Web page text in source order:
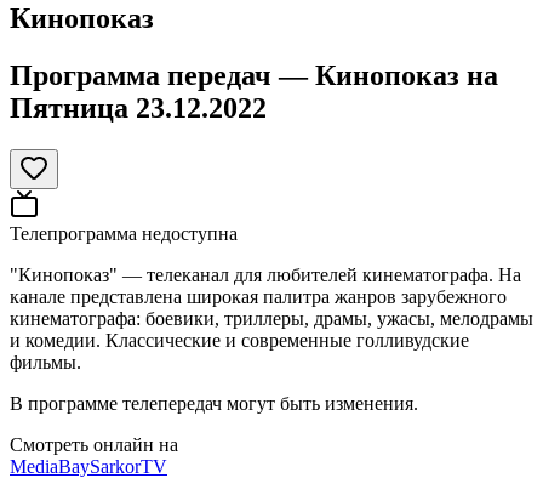
Кинопоказ
Программа передач —Кинопоказ на
Пятница 23.12.2022
Телепрограмма недоступна
"Кинопоказ" — телеканал для любителей кинематографа. На
канале представлена широкая палитра жанров зарубежного
кинематографа: боевики, триллеры, драмы, ужасы, мелодрамы
и комедии. Классические и современные голливудские
фильмы.
В программе телепередач могут быть изменения.
Смотреть онлайн на
MediaBaySarkorTV